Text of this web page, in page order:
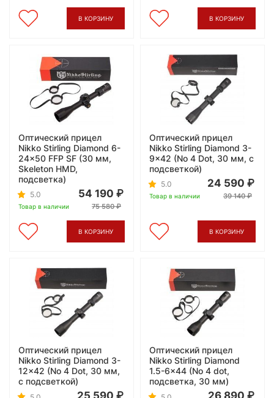
В КОРЗИНУ В КОРЗИНУ
Оптический прицел
Nikko Stirling Diamond 6-
24x50 FFP SF (30 мм,
Skeleton HMD,
подсветка)
5.0
Товар в наличии
54 190
75 580
В КОРЗИНУ
Оптический прицел
Nikko Stirling Diamond 3-
9x42 (No 4 Dot, 30 мм, с
подсветкой)
5.0
Товар в наличии
24 590
39 140
В КОРЗИНУ
Оптический прицел
Nikko Stirling Diamond 3-
12x42 (No 4 Dot, 30 мм,
с подсветкой)
Оптический прицел
Nikko Stirling Diamond
1.5-6x44 (No 4 dot,
подсветка, 30 мм)